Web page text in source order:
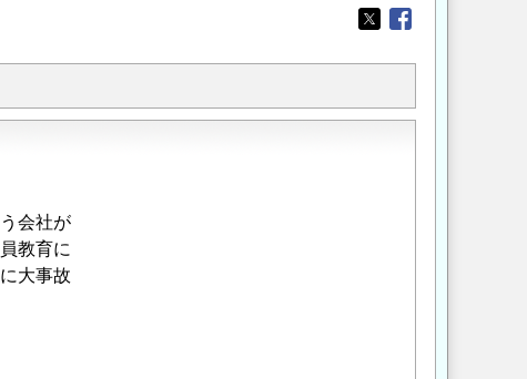
Opens in a new
Opens in a new
会社が
教育に
大事故